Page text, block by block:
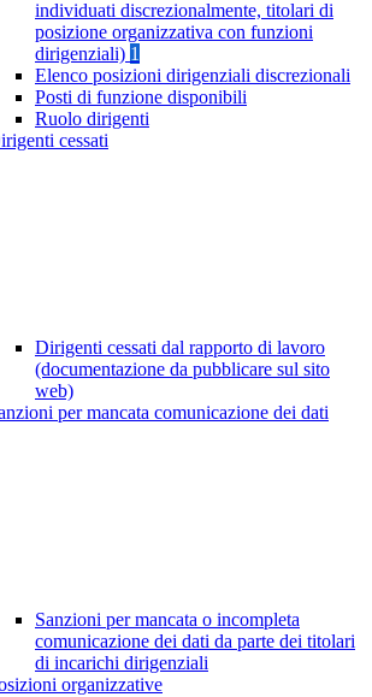
individuati discrezionalmente, titolari di
posizione organizzativa con funzioni
dirigenziali) 1
Elenco posizioni dirigenziali discrezionali
Posti di funzione disponibili
Ruolo dirigenti
cessati
Dirigenti cessati dal rapporto di lavoro
(documentazione da pubblicare sul sito
web)
per mancata comunicazione dei dati
Sanzioni per mancata o incompleta
comunicazione dei dati da parte dei titolari
di incarichi dirigenziali
organizzative